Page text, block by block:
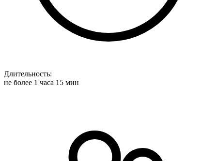
Длительность:
не более 1 часа 15 мин